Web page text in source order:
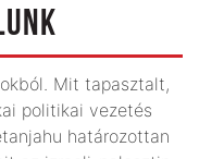
Mit tapasztalt,
politikai vezetés
határozottan